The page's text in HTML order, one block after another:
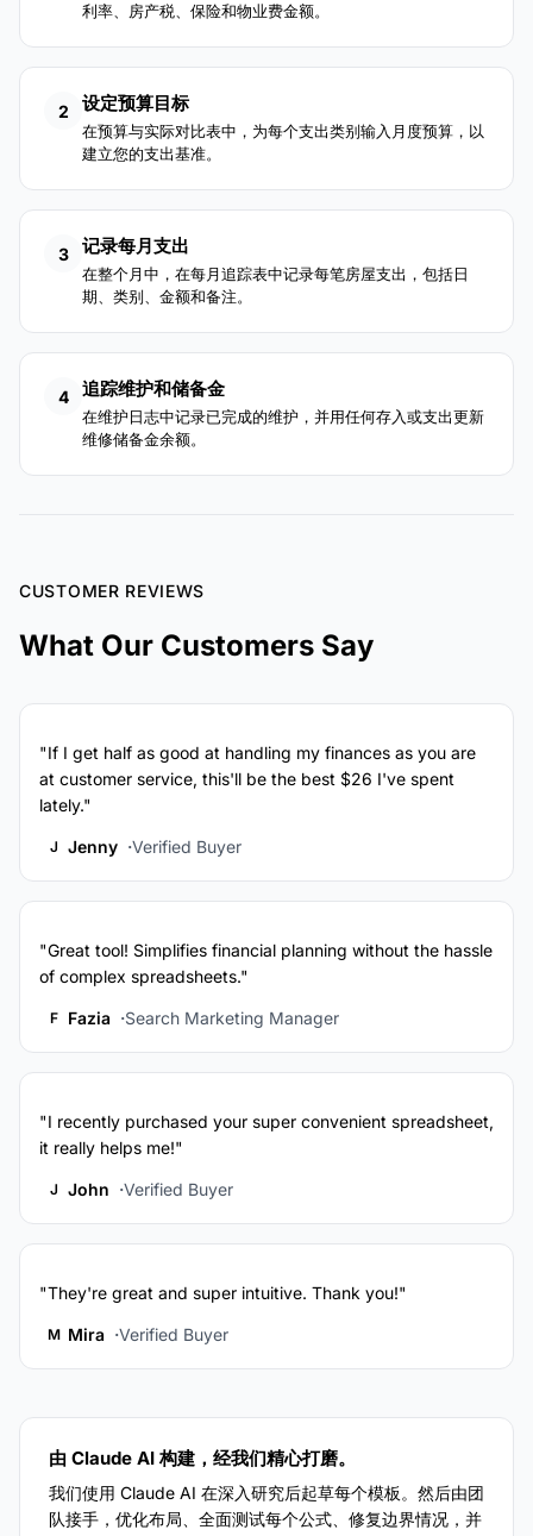
利率、房产税、保险和物业费金额。
2 设定预算目标
在预算与实际对比表中，为每个支出类别输入月度预算，以
建立您的支出基准。
3 记录每月支出
在整个月中，在每月追踪表中记录每笔房屋支出，包括日
期、类别、金额和备注。
4 追踪维护和储备金
在维护日志中记录已完成的维护，并用任何存入或支出更新
维修储备金余额。
CUSTOMER REVIEWS
What Our Customers Say
"If I get half as good at handling my finances as you are
at customer service, this'll be the best $26 I've spent
lately."
J Jenny Verified Buyer
"Great tool! Simplifies financial planning without the hassle
of complex spreadsheets."
F Fazia Search Marketing Manager
"I recently purchased your super convenient spreadsheet,
it really helps me!"
J John Verified Buyer
"They're great and super intuitive. Thank you!"
M Mira Verified Buyer
由 Claude AI 构建，经我们精心打磨。
我们使用 Claude AI 在深入研究后起草每个模板。然后由团
队接手，优化布局、全面测试每个公式、修复边界情况，并